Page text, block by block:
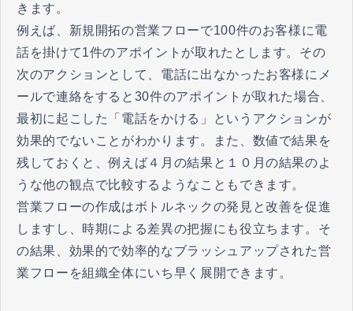
きます。
例えば、新規開拓の営業フローで100件のお客様に電
話を掛けて1件のアポイントが取れたとします。その
次のアクションとして、電話に出なかったお客様にメ
ールで連絡をすると30件のアポイントが取れた場合、
最初に起こした「電話をかける」というアクションが
効果的でないことがわかります。また、数値で結果を
残しておくと、例えば４月の結果と１０月の結果のよ
うな他の観点で比較するようなこともできます。
営業フローの作成はボトルネックの発見と改善を促進
しますし、時期による差異の把握にも役立ちます。そ
の結果、効果的で効率的なブラッシュアップされた営
業フローを組織全体にいち早く展開できます。